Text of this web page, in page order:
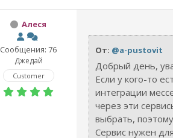
Алеся
Сообщения: 76
Джедай
Customer
От: @a-pustovit
Добрый день,
Если у кого-то
интеграции
через эти
выбрать,
Сервис нужен